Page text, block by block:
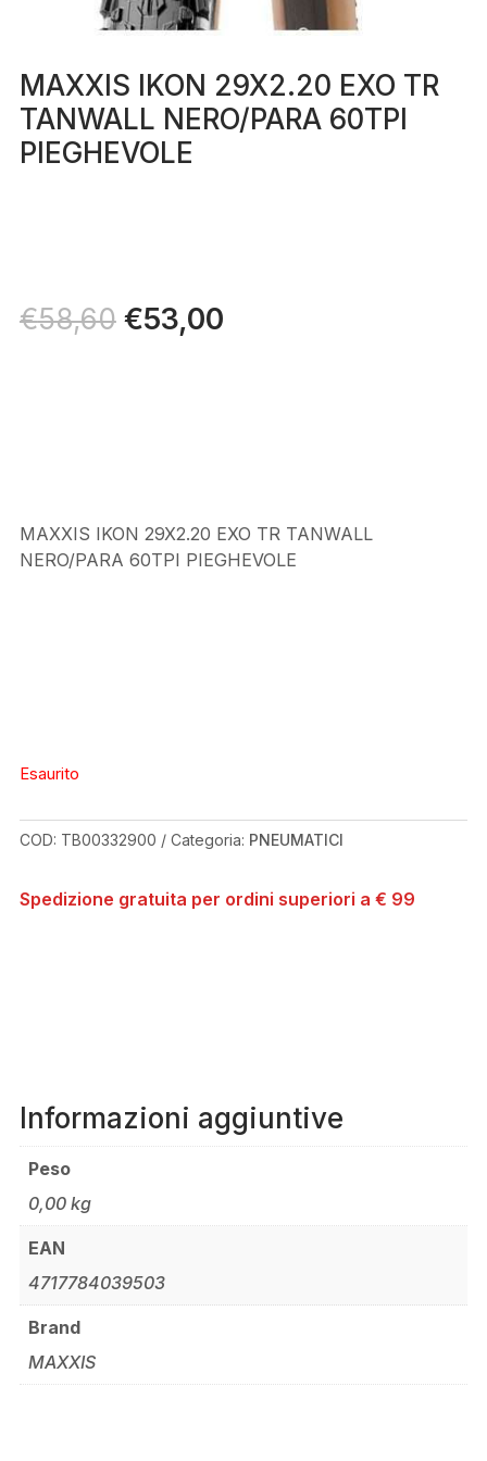
MAXXIS IKON 29X2.20 EXO TR
TANWALL NERO/PARA 60TPI
PIEGHEVOLE
€58,60 Il
prezzo
€53,00Il
MAXXIS IKON 29X2.20 EXO TR TANWALL
NERO/PARA 60TPI PIEGHEVOLE
Esaurito
COD: TB00332900 Categoria: PNEUMATICI
Spedizione gratuita per ordini superiori a € 99
Informazioni aggiuntive
Peso
0,00 kg
EAN
4717784039503
Brand
MAXXIS